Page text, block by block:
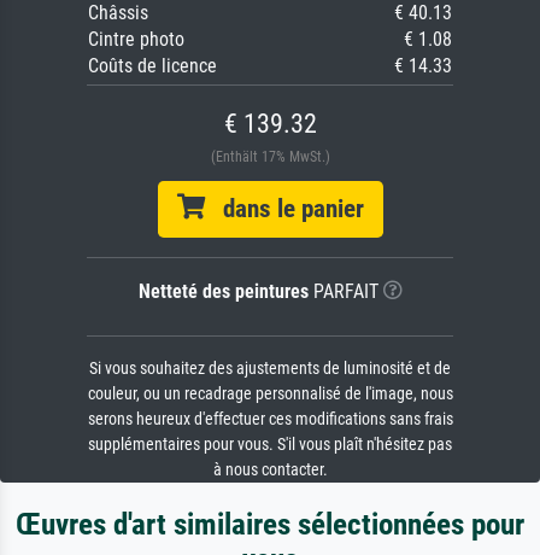
Châssis
€ 40.13
Cintre photo
€ 1.08
Coûts de licence
€ 14.33
€ 139.32
(Enthält 17% MwSt.)
dans le panier
Netteté des peinturesPARFAIT
Si vous souhaitez des ajustements de luminosité et de
couleur, ou un recadrage personnalisé de l'image, nous
serons heureux d'effectuer ces modifications sans frais
supplémentaires pour vous. S'il vous plaît n'hésitez pas
à nous contacter.
Œuvres d'art similaires sélectionnées pour